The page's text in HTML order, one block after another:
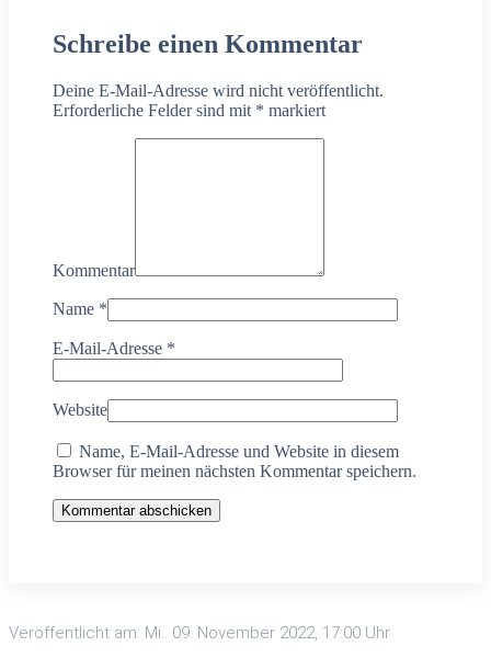
Schreibe einen Kommentar
Deine E-Mail-Adresse wird nicht veröffentlicht.
Erforderliche Felder sind mit * markiert
Kommentar
Name *
E-Mail-Adresse *
Website
Name, E-Mail-Adresse und Website in diesem
Browser für meinen nächsten Kommentar speichern.
Kommentar abschicken
Veröffentlicht am: Mi.. 09. November 2022, 17:00 Uhr